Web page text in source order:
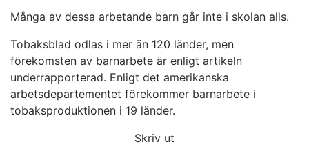
Många av dessa arbetande barn går inte i skolan alls.
Tobaksblad odlas i mer än 120 länder, men
förekomsten av barnarbete är enligt artikeln
underrapporterad. Enligt det amerikanska
arbetsdepartementet förekommer barnarbete i
tobaksproduktionen i 19 länder.
Skriv ut